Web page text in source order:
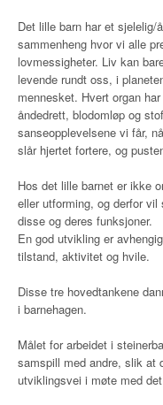
Det lille barn har et sjelelig/
sammenheng hvor vi alle
lovmessigheter. Liv kan
levende rundt oss, i
mennesket. Hvert organ
åndedrett, blodomløp og
sanseopplevelsene vi får,
slår hjertet fortere, og
Hos det lille barnet er ikke
eller utforming, og derfor
disse og deres funksjoner.
En god utvikling er
tilstand, aktivitet og hvile.
Disse tre hovedtankene
i barnehagen.
Målet for arbeidet i
samspill med andre, slik at
utviklingsvei i møte med